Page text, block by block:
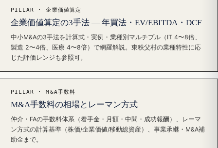
PILLAR · 企業価値算定
企業価値算定の3手法 — 年買法・EV/EBITDA・DCF
中小M&Aの3手法を計算式・実例・業種別マルチプル（IT 4〜8倍、
製造 2〜4倍、医療 4〜8倍）で網羅解説。東秩父村の業種特性に応
じた評価レンジも参照可。
PILLAR · M&A手数料
M&A手数料の相場とレーマン方式
仲介・FAの手数料体系（着手金・月額・中間・成功報酬）、レーマ
ン方式の計算基準（株価/企業価値/移動総資産）、事業承継・M&A補
助金まで。